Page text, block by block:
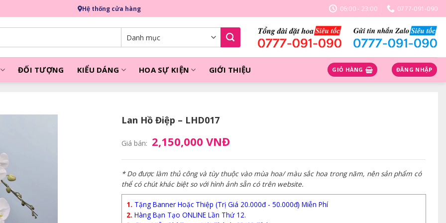
Hệ thống cửa hàng 06:00 - 23:00 0777-091-090
ĐỐI TƯỢNG KIỂU DÁNG HOA SỰ KIỆN GIỚI THIỆU GIỎ HÀNG ĐĂNG NHẬP
Lan Hồ Điệp – LHD017
Giá bán: 2,150,000 VNĐ
* Do được làm thủ công và tùy thuộc vào mùa hoa/ màu sắc hoa trong năm, nên sản phẩm có
thể có chút khác biệt so với hình ảnh sẵn có trên website.
1. Tặng Banner Hoặc Thiệp (Trị Giá 20.000đ - 50.000đ) Miễn Phí
2. Hàng Bạn Tạo ONLINE Lần Thứ 12.